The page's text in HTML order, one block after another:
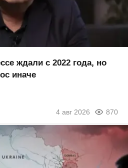
ждали с 2022 года, но
иначе
4 авг 2026 870